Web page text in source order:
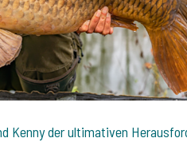
Kenny der ultimativen